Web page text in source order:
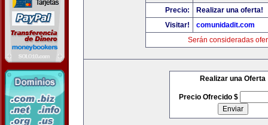
Precio:
Realizar una oferta!
Visitar!
comunidadit.com
Serán consideradas
Realizar una Oferta
Precio Ofrecido $